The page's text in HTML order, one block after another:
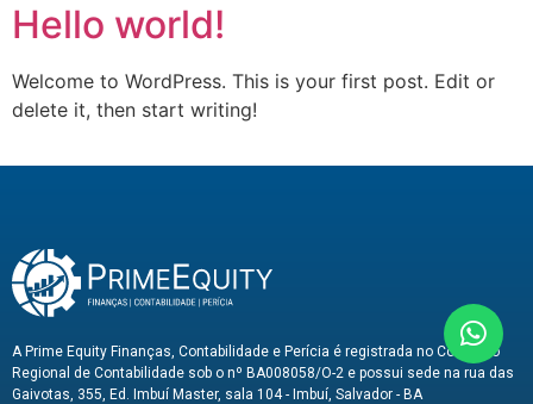
Hello world!
Welcome to WordPress. This is your first post. Edit or
delete it, then start writing!
A Prime Equity Finanças, Contabilidade e Perícia é registrada no Conselho
Regional de Contabilidade sob o nº BA008058/O-2 e possui sede na rua das
Gaivotas, 355, Ed. Imbuí Master, sala 104 - Imbuí, Salvador - BA